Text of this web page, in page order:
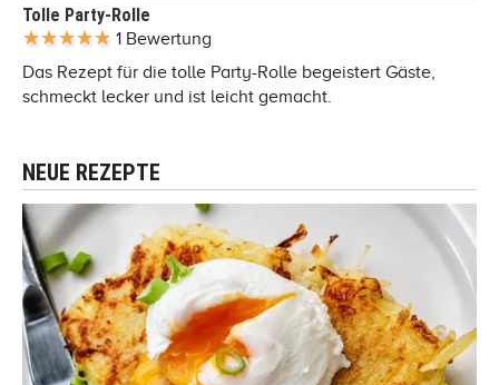
Tolle Party-Rolle
1 Bewertung
Das Rezept für die tolle Party-Rolle begeistert Gäste,
schmeckt lecker und ist leicht gemacht.
NEUE REZEPTE